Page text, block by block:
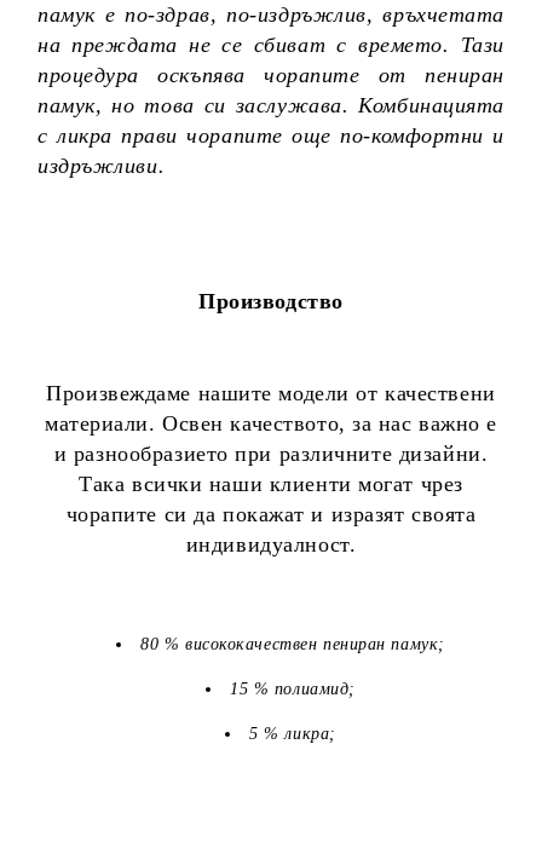
памук е по-здрав, по-издръжлив, връхчетата
на преждата не се сбиват с времето. Тази
процедура оскъпява чорапите от пениран
памук, но това си заслужава. Комбинацията
с ликра прави чорапите още по-комфортни и
издръжливи.
Производство
Произвеждаме нашите модели от качествени
материали. Освен качеството, за нас важно е
и разнообразието при различните дизайни.
Така всички наши клиенти могат чрез
чорапите си да покажат и изразят своята
индивидуалност.
80 % висококачествен пениран памук;
15 % полиамид;
5 % ликра;